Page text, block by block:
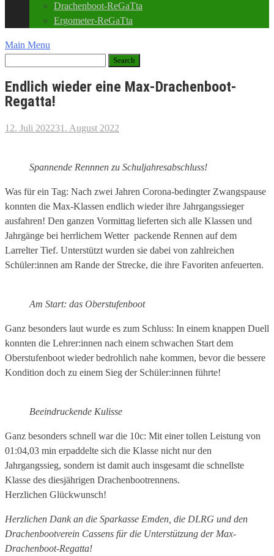
Drachenboot-ReGaTta
Ergometer-ReGaTta
Main Menu
Endlich wieder eine Max-Drachenboot-
Regatta!
12. Juli 202231. August 2022
Spannende Rennnen zu Schuljahresabschluss!
Was für ein Tag: Nach zwei Jahren Corona-bedingter Zwangspause
konnten die Max-Klassen endlich wieder ihre Jahrgangssieger
ausfahren! Den ganzen Vormittag lieferten sich alle Klassen und
Jahrgänge bei herrlichem Wetter packende Rennen auf dem
Larrelter Tief. Unterstützt wurden sie dabei von zahlreichen
Schüler:innen am Rande der Strecke, die ihre Favoriten anfeuerten.
Am Start: das Oberstufenboot
Ganz besonders laut wurde es zum Schluss: In einem knappen Duell
konnten die Lehrer:innen nach einem schwachen Start dem
Oberstufenboot wieder bedrohlich nahe kommen, bevor die bessere
Kondition doch zu einem Sieg der Schüler:innen führte!
Beeindruckende Kulisse
Ganz besonders schnell war die 10c: Mit einer tollen Leistung von
01:04,03 min erpaddelte sich die Klasse nicht nur den
Jahrgangssieg, sondern ist damit auch insgesamt die schnellste
Klasse des diesjährigen Drachenbootrennens.
Herzlichen Glückwunsch!
Herzlichen Dank an die Sparkasse Emden, die DLRG und den
Drachenbootverein Cassens für die Unterstützung der Max-
Drachenboot-Regatta!